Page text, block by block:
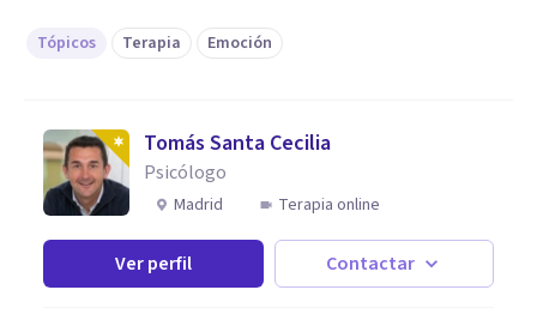
Tópicos Terapia Emoción
Tomás Santa Cecilia
Psicólogo
Madrid Terapia online
Ver perfil Contactar